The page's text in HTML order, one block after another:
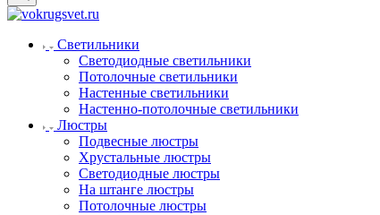
Светильники
Светодиодные светильники
Потолочные светильники
Настенные светильники
Настенно-потолочные светильники
Люстры
Подвесные люстры
Хрустальные люстры
Светодиодные люстры
На штанге люстры
Потолочные люстры